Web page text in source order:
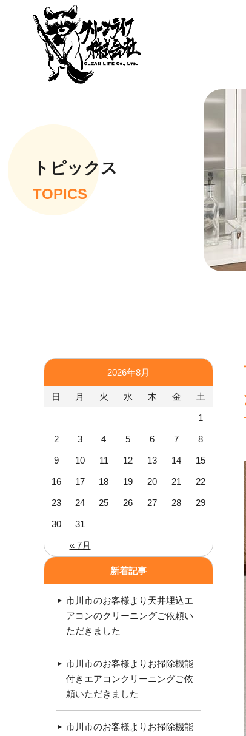
トピックス
TOPICS
2026年8月
日 月 火 水 木 金 土
« 7月
1
2 3 4 5 6 7 8
9 10 11 12 13 14 15
16 17 18 19 20 21 22
23 24 25 26 27 28 29
30 31
新着記事
市川市のお客様より天井埋込エ
アコンのクリーニングご依頼い
ただきました
市川市のお客様よりお掃除機能
付きエアコンクリーニングご依
頼いただきました
市川市のお客様よりお掃除機能